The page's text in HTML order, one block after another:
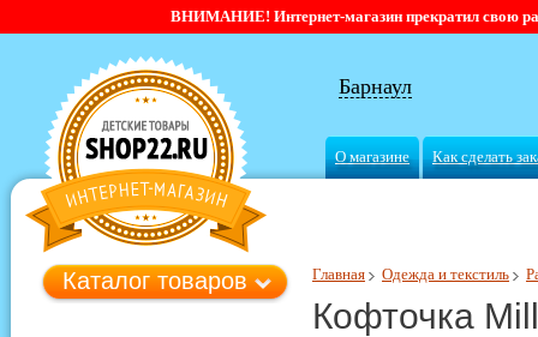
ВНИМАНИЕ! Интернет-магазин прекратил свою
Барнаул
О магазине Как сделать
Главная Одежда и текстиль
Кофточка
Каталог товаров